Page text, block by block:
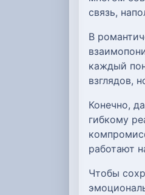
связь,
В
каждый
взглядов,
Конечно,
гибкому
работают
Чтобы